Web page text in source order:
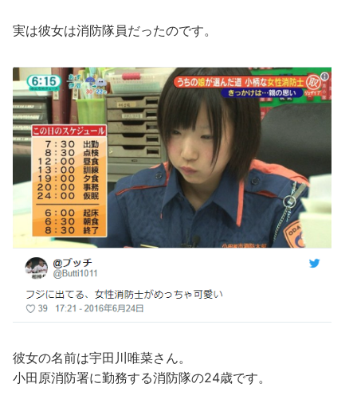
実は彼女は消防隊員だったのです。
彼女の名前は宇田川唯菜さん。
小田原消防署に勤務する消防隊の24歳です。